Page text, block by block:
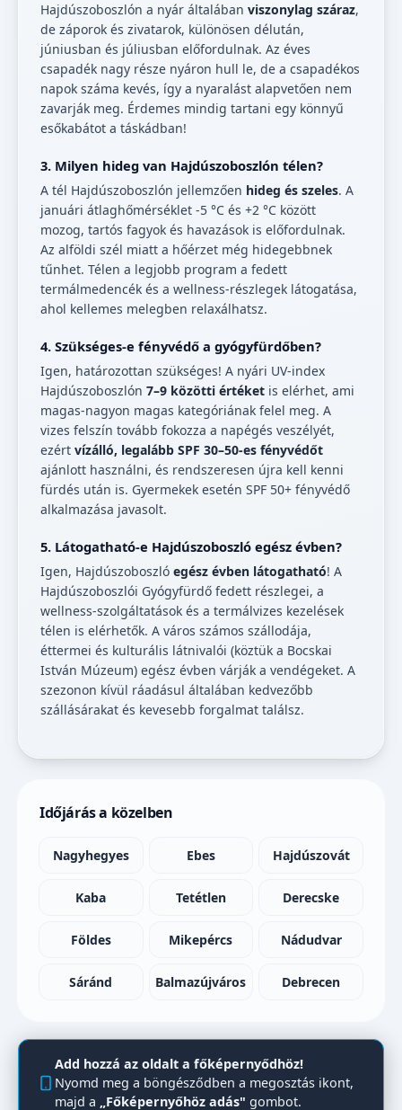
Hajdúszoboszlón a nyár általában viszonylag száraz,
de záporok és zivatarok, különösen délután,
júniusban és júliusban előfordulnak. Az éves
csapadék nagy része nyáron hull le, de a csapadékos
napok száma kevés, így a nyaralást alapvetően nem
zavarják meg. Érdemes mindig tartani egy könnyű
esőkabátot a táskádban!
3. Milyen hideg van Hajdúszoboszlón télen?
A tél Hajdúszoboszlón jellemzően hideg és szeles. A
januári átlaghőmérséklet -5 °C és +2 °C között
mozog, tartós fagyok és havazások is előfordulnak.
Az alföldi szél miatt a hőérzet még hidegebbnek
tűnhet. Télen a legjobb program a fedett
termálmedencék és a wellness-részlegek látogatása,
ahol kellemes melegben relaxálhatsz.
4. Szükséges-e fényvédő a gyógyfürdőben?
Igen, határozottan szükséges! A nyári UV-index
Hajdúszoboszlón 7–9 közötti értéket is elérhet, ami
magas-nagyon magas kategóriának felel meg. A
vizes felszín tovább fokozza a napégés veszélyét,
ezért vízálló, legalább SPF 30–50-es fényvédőt
ajánlott használni, és rendszeresen újra kell kenni
fürdés után is. Gyermekek esetén SPF 50+ fényvédő
alkalmazása javasolt.
5. Látogatható-e Hajdúszoboszló egész évben?
Igen, Hajdúszoboszló egész évben látogatható! A
Hajdúszoboszlói Gyógyfürdő fedett részlegei, a
wellness-szolgáltatások és a termálvizes kezelések
télen is elérhetők. A város számos szállodája,
éttermei és kulturális látnivalói (köztük a Bocskai
István Múzeum) egész évben várják a vendégeket. A
szezonon kívül ráadásul általában kedvezőbb
szállásárakat és kevesebb forgalmat találsz.
Időjárás a közelben
Nagyhegyes Ebes Hajdúszovát
Kaba Tetétlen Derecske
Földes Mikepércs Nádudvar
Sáránd Balmazújváros Debrecen
Add hozzá az oldalt a főképernyődhöz!
Nyomd meg a böngésződben a megosztás ikont,
majd a „Főképernyőhöz adás" gombot.